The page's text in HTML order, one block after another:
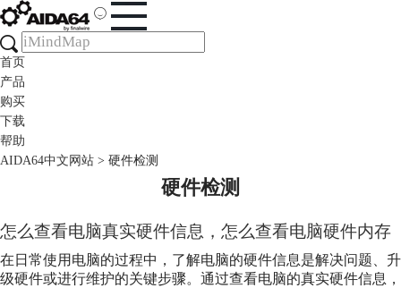
首页
产品
购买
下载
帮助
AIDA64中文网站 > 硬件检测
硬件检测
怎么查看电脑真实硬件信息，怎么查看电脑硬件内存
在日常使用电脑的过程中，了解电脑的硬件信息是解决问题、升
级硬件或进行维护的关键步骤。通过查看电脑的真实硬件信息，